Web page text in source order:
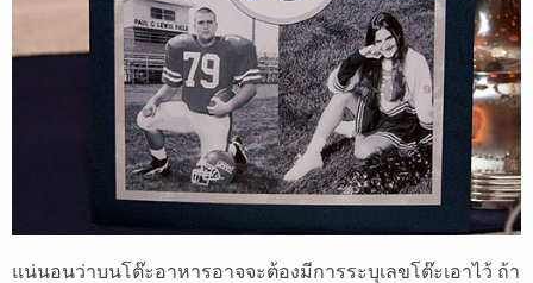
แน่นอนว่าบนโต๊ะอาหารอาจจะต้องมีการระบุเลขโต๊ะเอาไว้ ถ้า